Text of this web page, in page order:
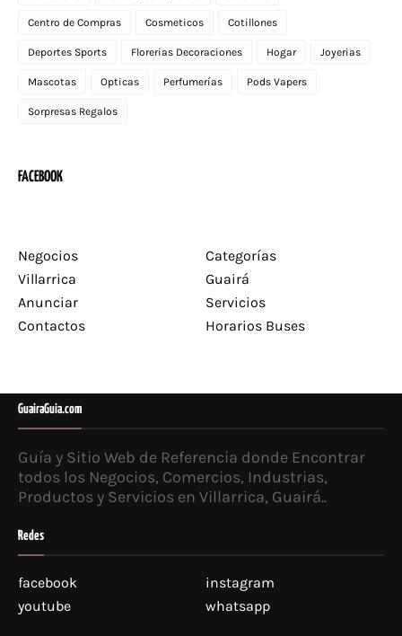
Centro de Compras Cosmeticos Cotillones
Deportes Sports Florerias Decoraciones Hogar Joyerias
Mascotas Opticas Perfumerías Pods Vapers
Sorpresas Regalos
FACEBOOK
Negocios
Categorías
Villarrica
Guairá
Anunciar
Servicios
Contactos
Horarios Buses
GuairaGuia.com
Guía y Sitio Web de Referencia donde Encontrar
todos los Negocios, Comercios, Industrias,
Productos y Servicios en Villarrica, Guairá..
Redes
facebook
instagram
youtube
whatsapp